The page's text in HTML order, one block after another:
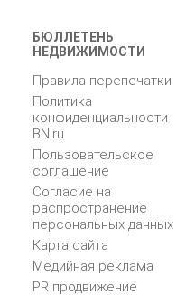
БЮЛЛЕТЕНЬ
НЕДВИЖИМОСТИ
Правила перепечатки
Политика
конфиденциальности
BN.ru
Пользовательское
соглашение
Согласие на
распространение
персональных данных
Карта сайта
Медийная реклама
PR продвижение